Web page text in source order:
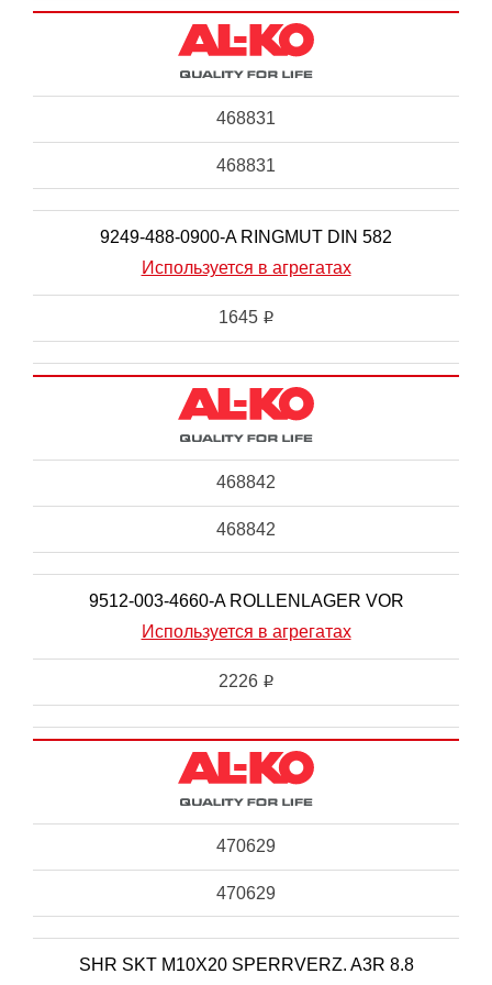
468831
468831
9249-488-0900-A RINGMUT DIN 582
Используется в агрегатах
1645 i
468842
468842
9512-003-4660-A ROLLENLAGER VOR
Используется в агрегатах
2226 i
470629
470629
SHR SKT M10X20 SPERRVERZ. A3R 8.8